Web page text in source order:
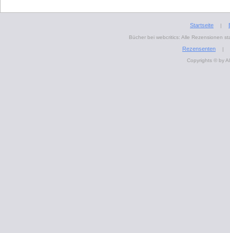
Startseite |
Bücher bei webcritics: Alle Rezensionen
Rezensenten
|
Copyrights © by